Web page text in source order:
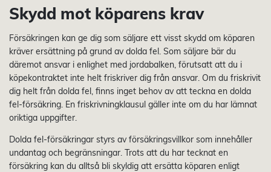
Skydd mot köparens krav
Försäkringen kan ge dig som säljare ett visst skydd om köparen
kräver ersättning på grund av dolda fel. Som säljare bär du
däremot ansvar i enlighet med jordabalken, förutsatt att du i
köpekontraktet inte helt friskriver dig från ansvar. Om du friskrivit
dig helt från dolda fel, finns inget behov av att teckna en dolda
fel-försäkring. En friskrivningklausul gäller inte om du har lämnat
oriktiga uppgifter.
Dolda fel-försäkringar styrs av försäkringsvillkor som innehåller
undantag och begränsningar. Trots att du har tecknat en
försäkring kan du alltså bli skyldig att ersätta köparen enligt